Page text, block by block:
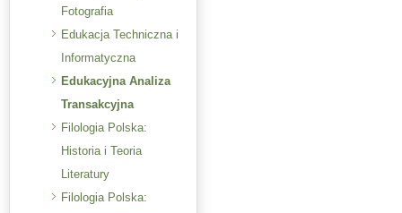
Fotografia
Edukacja Techniczna i
Informatyczna
Edukacyjna Analiza
Transakcyjna
Filologia Polska:
Historia i Teoria
Literatury
Filologia Polska: